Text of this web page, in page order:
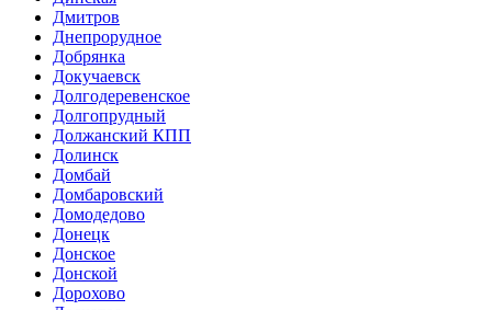
Дмитров
Днепрорудное
Добрянка
Докучаевск
Долгодеревенское
Долгопрудный
Должанский КПП
Долинск
Домбай
Домбаровский
Домодедово
Донецк
Донское
Донской
Дорохово